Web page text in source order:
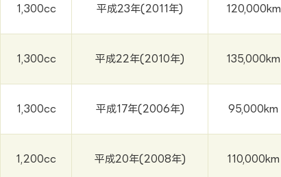
1,300cc 平成23年(2011年) 120,000km
1,300cc 平成22年(2010年) 135,000km
1,300cc 平成17年(2006年) 95,000km
1,200cc 平成20年(2008年) 110,000km